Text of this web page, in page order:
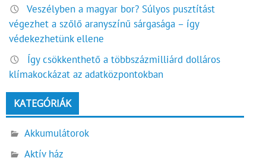
Veszélyben a magyar bor? Súlyos pusztítást
végezhet a szőlő aranyszínű sárgasága – így
védekezhetünk ellene
Így csökkenthető a többszázmilliárd dolláros
klímakockázat az adatközpontokban
KATEGÓRIÁK
Akkumulátorok
Aktív ház